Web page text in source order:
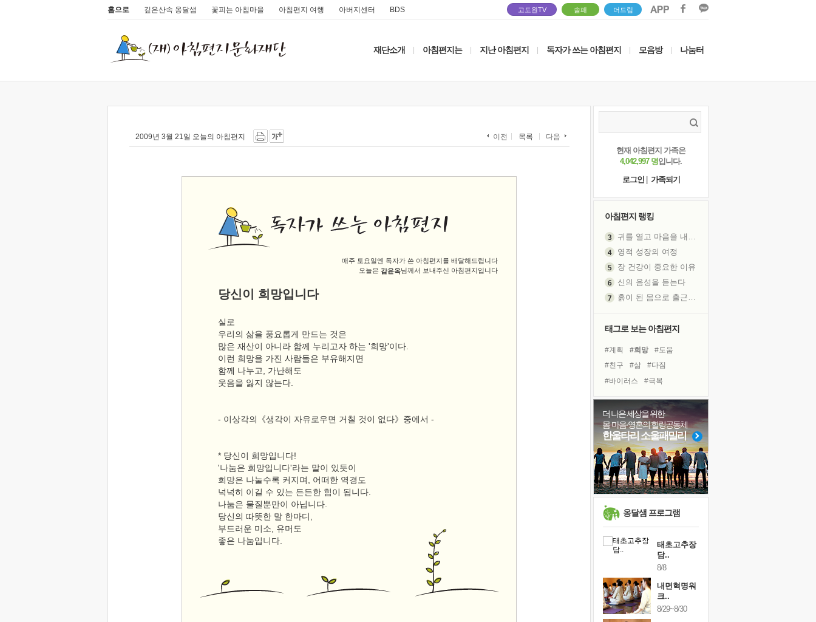
홈으로 깊은산속 옹달샘 꽃피는 아침마을 아침편지 여행 아버지센터 BDS 고도원TV 솔패 더드림
재단소개 아침편지는 지난 아침편지 독자가 쓰는 아침편지 모음방 나눔터
2009년 3월 21일 오늘의 아침편지 이전 목록 다음
매주 토요일엔 독자가 쓴 아침편지를 배달해드립니다
오늘은 감윤옥님께서 보내주신 아침편지입니다
당신이 희망입니다
실로
우리의 삶을 풍요롭게 만드는 것은
많은 재산이 아니라 함께 누리고자 하는 '희망'이다.
이런 희망을 가진 사람들은 부유해지면
함께 나누고, 가난해도
웃음을 잃지 않는다.
- 이상각의《생각이 자유로우면 거칠 것이 없다》중에서 -
* 당신이 희망입니다!
'나눔은 희망입니다'라는 말이 있듯이
희망은 나눌수록 커지며, 어떠한 역경도
넉넉히 이길 수 있는 든든한 힘이 됩니다.
나눔은 물질뿐만이 아닙니다.
당신의 따뜻한 말 한마디,
부드러운 미소, 유머도
좋은 나눔입니다.
현재 아침편지 가족은
4,042,997 명입니다.
로그인
가족되기
아침편지 랭킹
귀를 열고 마음을 내어주고
영적 성장의 여정
장 건강이 중요한 이유
신의 음성을 듣는다
흙이 된 몸으로 출근하는 여자
졸업식 사진을 보며
아픈 아버지를 위한 공간 설계
극심한 변비, 어깨결림, 수면 장애
보고 싶은 어머니
유년 시절의 부산 영도 바다
못된 꼰대들
거울 속의 나
희망이란
'모른다'는 것
태그로 보는 아침편지
#계획 #희망
#도움
#친구
#삶
#다짐
#바이러스
#극복
#힐링
#비전캠프
#나눔
#경험
#유튜브
#건강
#링컨학교
#명상
#리더
#독서
#독서캠프
#면역력
#선택
더 나은 세상을 위한
몸·마음·영혼의 힐링공동체
한울타리 소울패밀리
옹달샘 프로그램
태초고추장
담..
8/8
내면혁명워
크..
8/29~8/30